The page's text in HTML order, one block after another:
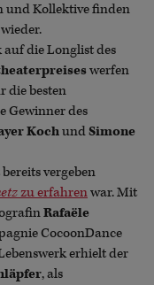
und Kollektive finden
wieder.
auf die Longlist des
werfen
die besten
Gewinner des
KochundSimone
vergeben
zu erfahrenwar. Mit
Rafaële
CocoonDance
erhielt der
, als